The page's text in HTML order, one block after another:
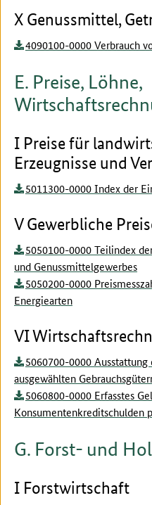
X Genussmittel,
4090100-0000 Verbrauch
E. Preise, Löhne,
I Preise für
Erzeugnisse und
5011300-0000 Index der
V Gewerbliche
5050100-0000 Teilindex
und Genussmittelgewerbes
5050200-0000
Energiearten
VI
5060700-0000
ausgewählten
5060800-0000 Erfasstes
Konsumentenkreditschulden
G. Forst- und
I Forstwirtschaft